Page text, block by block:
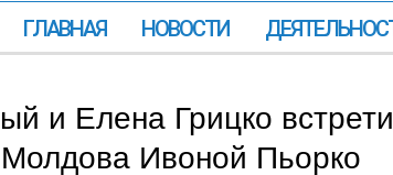
ГЛАВНАЯ НОВОСТИ
и Елена Грицко
Ивоной Пьорко